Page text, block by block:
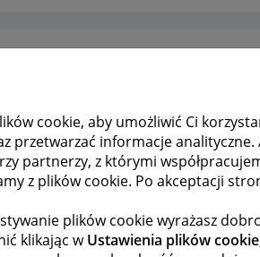
cookie, aby umożliwić Ci
przetwarzać informacje
partnerzy, z którymi
z plików cookie. Po akceptacji
plików cookie wyrażasz
klikając wUstawienia plików cookie
Втрачено код отримання посилки
POPRZEDNIA